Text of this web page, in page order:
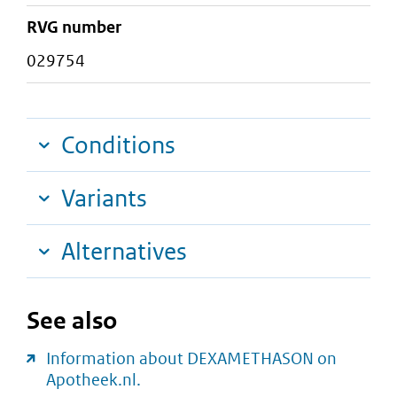
RVG number
029754
Conditions
Variants
Alternatives
See also
Information about DEXAMETHASON on
Apotheek.nl.